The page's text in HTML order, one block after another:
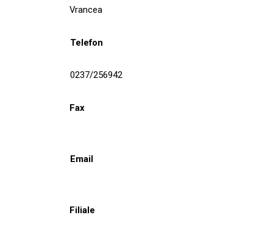
Vrancea
Telefon
0237/256942
Fax
Email
Filiale